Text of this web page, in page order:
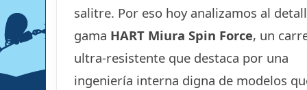
salitre. Por eso hoy analizamos al
gama HART Miura Spin Force, un
ultra-resistente que destaca por una
ingeniería interna digna de modelos